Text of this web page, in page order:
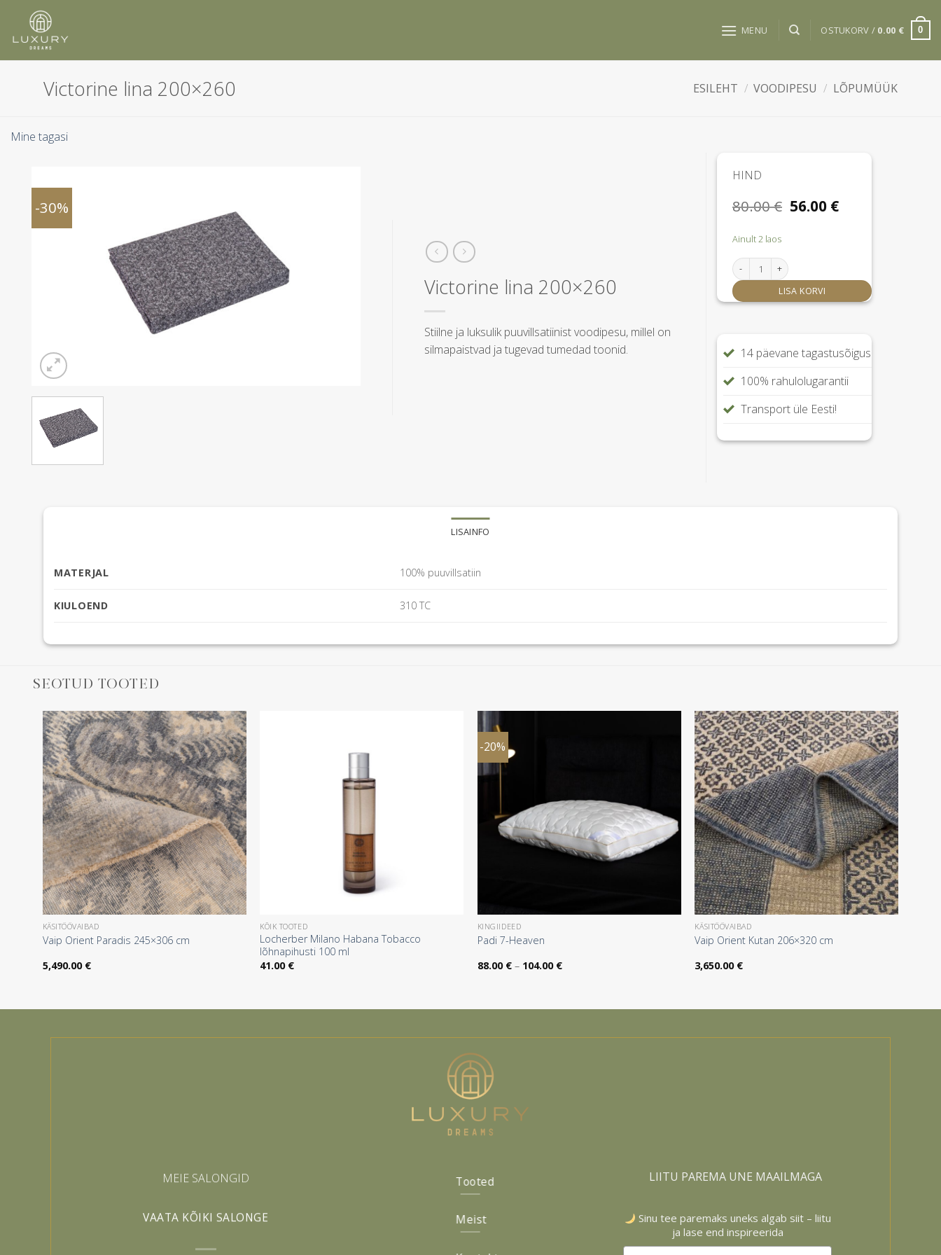
content
MENU OSTUKORV / 0.00 € 0
Victorine lina 200×260 ESILEHT / VOODIPESU / LÕPUMÜÜK
Mine tagasi
-30%
Victorine lina 200×260
Stiilne ja luksulik puuvillsatiinist voodipesu, millel on
silmapaistvad ja tugevad tumedad toonid.
HIND
80.00€ Algne
56.00 €Praegune
Ainult 2 laos
Victorine lina 200x260 kogus
LISA KORVI
14 päevane tagastusõigus
100% rahulolugarantii
Transport üle Eesti!
LISAINFO
MATERJAL 100% puuvillsatiin
KIULOEND 310 TC
SEOTUD TOOTED
KÄSITÖÖVAIBAD
Vaip Orient Paradis 245×306 cm
5,490.00 €
KÕIK TOOTED
Locherber Milano Habana Tobacco
lõhnapihusti 100 ml
41.00 €
-20%
KINGIIDEED
Padi 7-Heaven
88.00 € – 104.00 €Hinnavahemik:
KÄSITÖÖVAIBAD
Vaip Orient Kutan 206×320 cm
3,650.00 €
Tooted
Meist
MEIE SALONGID
VAATA KÕIKI SALONGE
LIITU PAREMA UNE MAAILMAGA
Sinu tee paremaks uneks algab siit – liitu
ja lase end inspireerida